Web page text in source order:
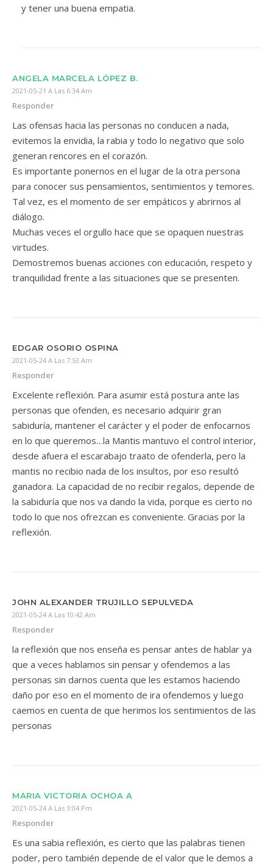
y tener una buena empatia.
ANGELA MARCELA LÓPEZ B.
2021-05-21 A Las 6:34 Am
Responder
Las ofensas hacia las personas no conducen a nada,
evitemos la envidia, la rabia y todo lo negativo que solo
generan rencores en el corazón.
Es importante ponernos en el lugar de la otra persona
para conocer sus pensamientos, sentimientos y temores.
Tal vez, es el momento de ser empáticos y abrirnos al
diálogo.
Muchas veces el orgullo hace que se opaquen nuestras
virtudes.
Demostremos buenas acciones con educación, respeto y
tranquilidad frente a las situaciones que se presenten.
EDGAR OSORIO OSPINA
2021-05-24 A Las 7:53 Am
Responder
Excelente reflexión. Para asumir está postura ante las
personas que ofenden, es necesario adquirir gran
sabiduría, mantener el carácter y el poder de enfocarnos
en lo que queremos…la Mantis mantuvo el control interior,
desde afuera el escarabajo traato de ofenderla, pero la
mantis no recibio nada de los insultos, por eso resultó
ganadora. La capacidad de no recibir regalos, depende de
la sabiduría que nos va dando la vida, porque es cierto no
todo lo que nos ofrezcan es conveniente. Gracias por la
reflexión.
JOHN ALEXANDER TRUJILLO SEPULVEDA
2021-05-24 A Las 10:42 Am
Responder
la reflexión que nos enseña es pensar antes de hablar ya
que a veces hablamos sin pensar y ofendemos a las
personas sin darnos cuenta que les estamos haciendo
daño por eso en el momento de ira ofendemos y luego
caemos en cuenta de que herimos los sentimientos de las
personas
MARIA VICTORIA OCHOA A
2021-05-24 A Las 3:04 Pm
Responder
Es una sabia reflexión, es cierto que las palabras tienen
poder, pero también depende de el valor que le demos a